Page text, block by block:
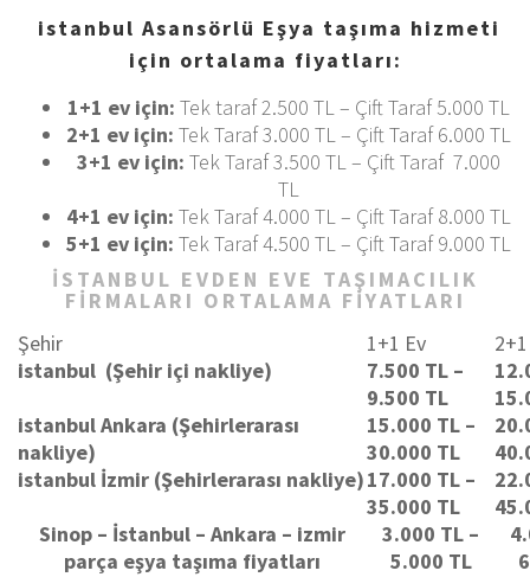
istanbul Asansörlü Eşya taşıma hizmeti
için ortalama fiyatları:
1+1 ev için: Tek taraf 2.500 TL – Çift Taraf 5.000 TL
2+1 ev için: Tek Taraf 3.000 TL – Çift Taraf 6.000 TL
3+1 ev için: Tek Taraf 3.500 TL – Çift Taraf 7.000
TL
4+1 ev için: Tek Taraf 4.000 TL – Çift Taraf 8.000 TL
5+1 ev için: Tek Taraf 4.500 TL – Çift Taraf 9.000 TL
İSTANBUL EVDEN EVE TAŞIMACILIK
FIRMALARI ORTALAMA FIYATLARI
Şehir
1+1 Ev
istanbul (Şehir içi nakliye)
7.500 TL –
9.500 TL
istanbul Ankara (Şehirlerarası
nakliye)
15.000 TL –
30.000 TL
istanbul İzmir (Şehirlerarası nakliye)17.000 TL –
35.000 TL
Sinop – İstanbul – Ankara – izmir
parça eşya taşıma fiyatları
3.000 TL –
5.000 TL